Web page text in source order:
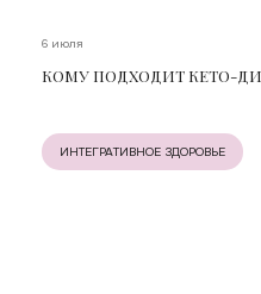
6 июля
КОМУ ПОДХОДИТ КЕТО-
ИНТЕГРАТИВНОЕ ЗДОРОВЬЕ